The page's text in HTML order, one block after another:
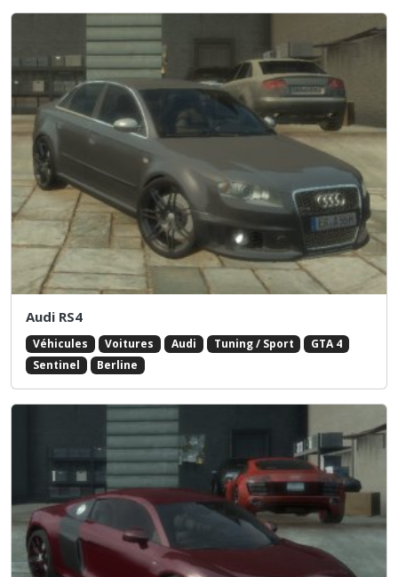
Audi RS4
Véhicules Voitures Audi Tuning / Sport
GTA 4
Sentinel
Berline